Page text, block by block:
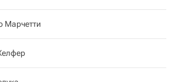
Марчетти